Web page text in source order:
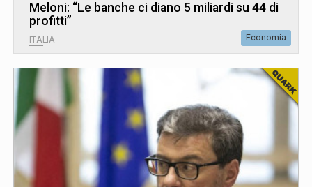
Meloni: “Le banche ci diano 5 miliardi su 44 di
profitti”
ITALIA Economia